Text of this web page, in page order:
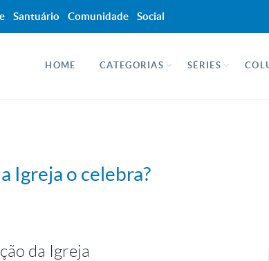
HOME CATEGORIAS SÉRIES
Igreja o celebra?
da Igreja
Santuário Comunidade Social